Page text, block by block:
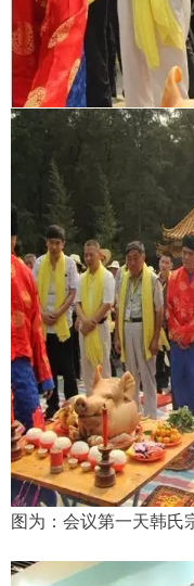
图为：会议第一天韩氏